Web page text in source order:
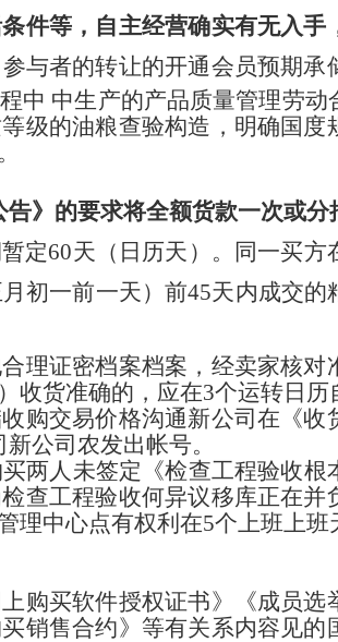
件等，自主经营确实有无入手
与者的转让的开通会员预期承
中 中生产的产品质量管理劳
级的油粮查验构造，明确国度
》的要求将全额货款一次或分
定60天（日历天）。同一买方
初一前一天）前45天内成交
理证密档案档案，经卖家核
收货准确的，应在3个运转日
购交易价格沟通新公司在《收
公司农发出帐号。
两人未签定《检查工程验收
查工程验收何异议移库正在并
理中心点有权利在5个上班上班
购买软件授权证书》《成员选
销售合约》等有关系内容见的